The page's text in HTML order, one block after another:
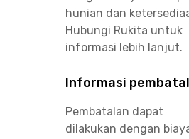
hunian dan
Hubungi Rukita untuk
informasi lebih lanjut.
Informasi
Pembatalan dapat
dilakukan dengan